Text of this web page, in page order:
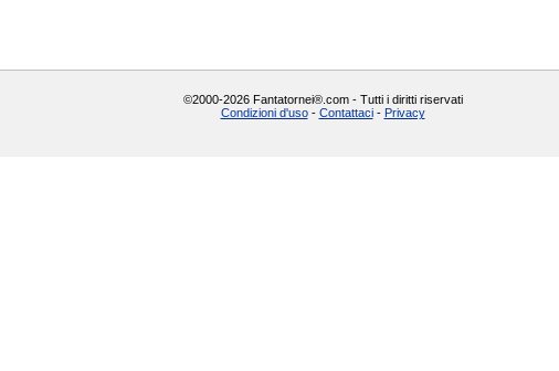
©2000-2026 Fantatornei®.com - Tutti i diritti riservati
Condizioni d'uso- Contattaci- Privacy